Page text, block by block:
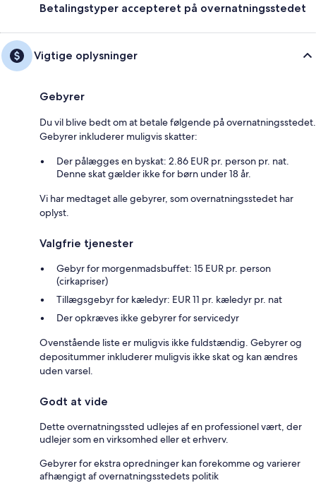
Betalingstyper accepteret på overnatningsstedet
Vigtige oplysninger
Gebyrer
Du vil blive bedt om at betale følgende på overnatningsstedet.
Gebyrer inkluderer muligvis skatter:
Der pålægges en byskat: 2.86 EUR pr. person pr. nat.
Denne skat gælder ikke for børn under 18 år.
Vi har medtaget alle gebyrer, som overnatningsstedet har
oplyst.
Valgfrie tjenester
Gebyr for morgenmadsbuffet: 15 EUR pr. person
(cirkapriser)
Tillægsgebyr for kæledyr: EUR 11 pr. kæledyr pr. nat
Der opkræves ikke gebyrer for servicedyr
Ovenstående liste er muligvis ikke fuldstændig. Gebyrer og
depositummer inkluderer muligvis ikke skat og kan ændres
uden varsel.
Godt at vide
Dette overnatningssted udlejes af en professionel vært, der
udlejer som en virksomhed eller et erhverv.
Gebyrer for ekstra opredninger kan forekomme og varierer
afhængigt af overnatningsstedets politik